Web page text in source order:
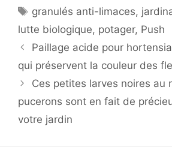
Étiquettes
granulés anti-limaces,
lutte biologique, potager, Push
Paillage acide pour
qui préservent la couleur des
Ces petites larves noires au
pucerons sont en fait de
votre jardin